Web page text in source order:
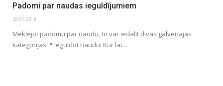
Padomi par naudas ieguldījumiem
28.09.2018
Meklējot padomu par naudu, to var iedalīt divās galvenajās
kategorijās: * Ieguldot naudu: Kur lai…